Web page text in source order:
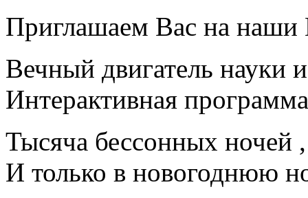
Приглашаем Вас на
Вечный двигатель науки
Интерактивная
Тысяча бессонных ночей
И только в новогоднюю